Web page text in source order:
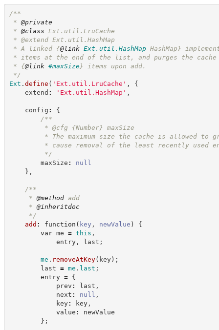
/**
* @private
* @class Ext.util.LruCache
* @extend Ext.util.HashMap
* A linked {@link Ext.util.HashMap HashMap}
* items at the end of the list, and purges the cache
* {@link #maxSize} items upon add.
*/
Ext . define ( ' Ext.util.LruCache ' ,
{
extend : ' Ext.util.HashMap ' ,
config :
{
/**
* @cfg {Number}
maxSize
* The maximum size the cache is allowed to
* cause removal of the least recently used
*/
maxSize :
null
} ,
/**
* @method add
* @inheritdoc
*/
add : function ( key , newValue )
{
var me = this ,
entry, last ;
me . removeAtKey( key) ;
last = me . last ;
entry =
{
prev : last ,
next : null ,
key: key,
value :
newValue
} ;